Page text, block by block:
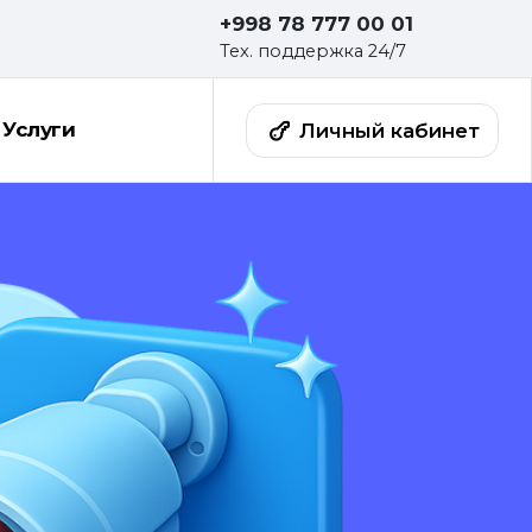
+998 78 777 00 01
Тех. поддержка 24/7
Услуги Личный кабинет